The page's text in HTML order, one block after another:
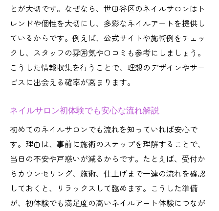
とが大切です。なぜなら、世田谷区のネイルサロンはト
レンドや個性を大切にし、多彩なネイルアートを提供し
ているからです。例えば、公式サイトや施術例をチェッ
クし、スタッフの雰囲気や口コミも参考にしましょう。
こうした情報収集を行うことで、理想のデザインやサー
ビスに出会える確率が高まります。
ネイルサロン初体験でも安心な流れ解説
初めてのネイルサロンでも流れを知っていれば安心で
す。理由は、事前に施術のステップを理解することで、
当日の不安や戸惑いが減るからです。たとえば、受付か
らカウンセリング、施術、仕上げまで一連の流れを確認
しておくと、リラックスして臨めます。こうした準備
が、初体験でも満足度の高いネイルアート体験につなが